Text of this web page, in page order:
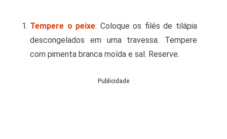
Tempere o peixe: Coloque os filés de tilápia
descongelados em uma travessa. Tempere
com pimenta branca moída e sal. Reserve.
Publicidade